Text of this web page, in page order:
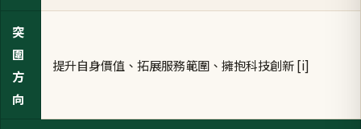
突
圍
方
向
提升自身價值、拓展服務範圍、擁抱科技創新 [i]